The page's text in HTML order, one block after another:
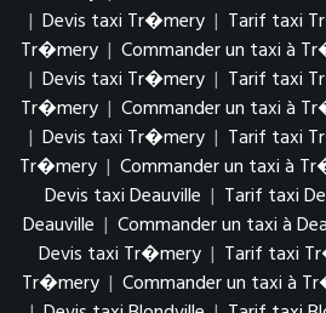
| Devis taxi Tr�mery | Tarif taxi
Tr�mery | Commander un taxi à
| Devis taxi Tr�mery | Tarif taxi
Tr�mery | Commander un taxi à
| Devis taxi Tr�mery | Tarif taxi
Tr�mery | Commander un taxi à
Devis taxi Deauville | Tarif taxi
Deauville | Commander un taxi à
Devis taxi Tr�mery | Tarif taxi
Tr�mery | Commander un taxi à